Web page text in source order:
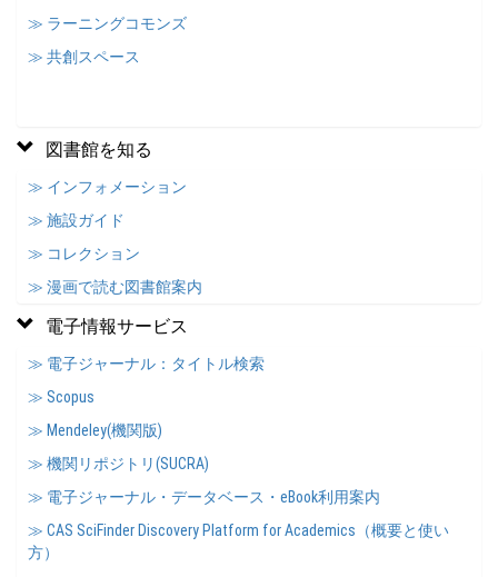
≫ ラーニングコモンズ
≫ 共創スペース
図書館を知る
≫ インフォメーション
≫ 施設ガイド
≫ コレクション
≫ 漫画で読む図書館案内
電子情報サービス
≫ 電子ジャーナル：タイトル検索
≫ Scopus
≫ Mendeley(機関版)
≫ 機関リポジトリ(SUCRA)
≫ 電子ジャーナル・データベース・eBook利用案内
≫ CAS SciFinder Discovery Platform for Academics（概要と使い
方）